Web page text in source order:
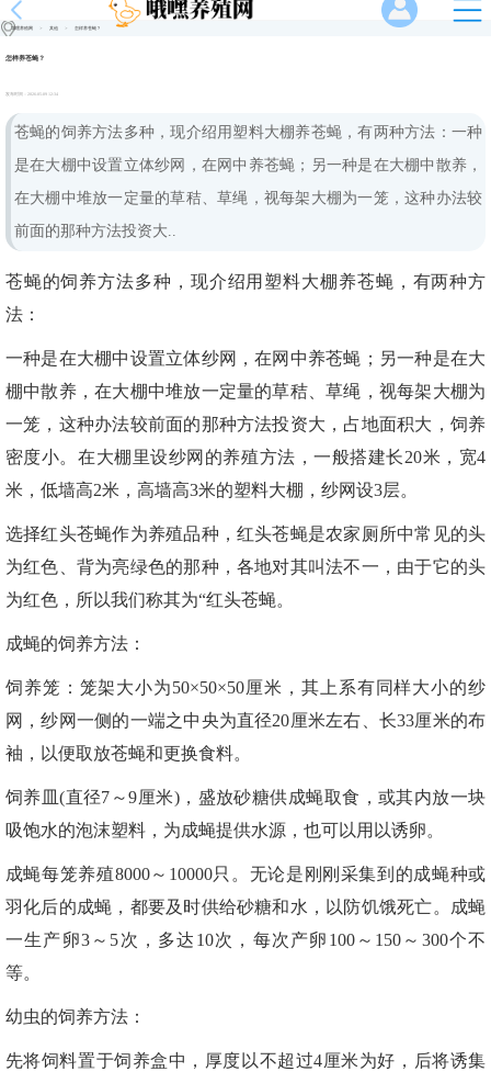
哦嘿养殖网 > 其他 > 怎样养苍蝇？
怎样养苍蝇？
发布时间： 2026-05-09 12:34
苍蝇的饲养方法多种，现介绍用塑料大棚养苍蝇，有两种方法：一种
是在大棚中设置立体纱网，在网中养苍蝇；另一种是在大棚中散养，
在大棚中堆放一定量的草秸、草绳，视每架大棚为一笼，这种办法较
前面的那种方法投资大..
苍蝇的饲养方法多种，现介绍用塑料大棚养苍蝇，有两种方
法：
一种是在大棚中设置立体纱网，在网中养苍蝇；另一种是在大
棚中散养，在大棚中堆放一定量的草秸、草绳，视每架大棚为
一笼，这种办法较前面的那种方法投资大，占地面积大，饲养
密度小。在大棚里设纱网的养殖方法，一般搭建长20米，宽4
米，低墙高2米，高墙高3米的塑料大棚，纱网设3层。
选择红头苍蝇作为养殖品种，红头苍蝇是农家厕所中常见的头
为红色、背为亮绿色的那种，各地对其叫法不一，由于它的头
为红色，所以我们称其为“红头苍蝇。
成蝇的饲养方法：
饲养笼：笼架大小为50×50×50厘米，其上系有同样大小的纱
网，纱网一侧的一端之中央为直径20厘米左右、长33厘米的布
袖，以便取放苍蝇和更换食料。
饲养皿(直径7～9厘米)，盛放砂糖供成蝇取食，或其内放一块
吸饱水的泡沫塑料，为成蝇提供水源，也可以用以诱卵。
成蝇每笼养殖8000～10000只。无论是刚刚采集到的成蝇种或
羽化后的成蝇，都要及时供给砂糖和水，以防饥饿死亡。成蝇
一生产卵3～5次，多达10次，每次产卵100～150～300个不
等。
幼虫的饲养方法：
先将饲料置于饲养盒中，厚度以不超过4厘米为好，后将诱集